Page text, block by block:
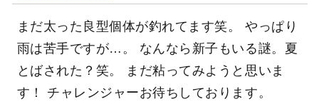
まだ太った良型個体が釣れてます笑。 やっぱり
雨は苦手ですが…。 なんなら新子もいる謎。夏
とばされた？笑。 まだ粘ってみようと思いま
す！ チャレンジャーお待ちしております。